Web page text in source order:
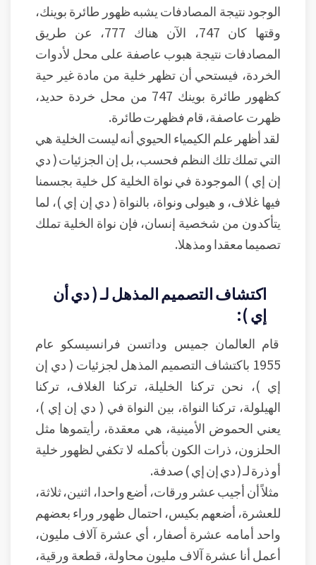
الوجود نتيجة المصادفات يشبه ظهور طائرة بوينك،
وقتها كان 747، الآن هناك 777، عن طريق
المصادفات نتيجة هبوب عاصفة على محل لأدوات
الخردة، فيستحي أن تظهر خلية من مادة غير حية
كظهور طائرة بوينك 747 من محل خردة حديد،
ظهرت عاصفة، قام فظهرت طائرة.
لقد أظهر علم الكيمياء الحيوي أنه ليست الخلية هي
التي تملك تلك النظم فحسب، بل إن الجزئيات ( دي
إن إي ) الموجودة في نواة الخلية كل خلية بجسمنا
فيها غلاف، و هيولى ونواة، بالنواة ( دي إن إي )، لما
يتأكدون من شخصية إنسان، فإن نواة الخلية تملك
تصميما معقدا ومذهلا.
اكتشاف التصميم المذهل لـ ( دي أن
إي ):
قام العالمان جميس وداتسن فرانسيسكو عام
1955 باكتشاف التصميم المذهل لجزئيات ( دي إن
إي )، نحن تركنا الخليلة، تركنا الغلاف، تركنا
الهيلولة، تركنا النواة، بين النواة في ( دي إن إي )،
يعني الحموض الأمينية، هي معقدة، رأيتموها مثل
الحلزون، ذرات الكون بأكمله لا تكفي لظهور خلية
أو ذرة لـ ( دي إن إي ) صدفة.
مثلاً أن أجيب عشر ورقات، أضع واحدا، اثنين، ثلاثة،
للعشرة، أضعهم بكيس، احتمال ظهور وراء بعضهم
واحد أمامه عشرة أصفار، أي عشرة آلاف مليون،
أعمل أنا عشرة آلاف مليون محاولة، قطعة ورقية،